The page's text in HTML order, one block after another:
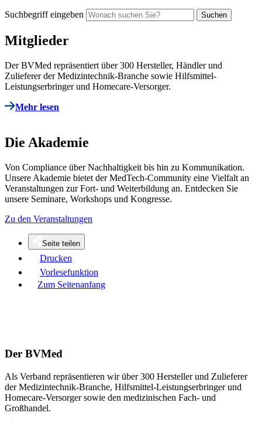
Suchbegriff eingeben
Mitglieder
Der BVMed repräsentiert über 300 Hersteller, Händler und
Zulieferer der Medizintechnik-Branche sowie Hilfsmittel-
Leistungserbringer und Homecare-Versorger.
Mehr lesen
Die Akademie
Von Compliance über Nachhaltigkeit bis hin zu Kommunikation.
Unsere Akademie bietet der MedTech-Community eine Vielfalt an
Veranstaltungen zur Fort- und Weiterbildung an. Entdecken Sie
unsere Seminare, Workshops und Kongresse.
Zu den Veranstaltungen
Seite teilen
Drucken
Vorlesefunktion
Zum Seitenanfang
Der BVMed
Als Verband repräsentieren wir über 300 Hersteller und Zulieferer
der Medizintechnik-Branche, Hilfsmittel-Leistungserbringer und
Homecare-Versorger sowie den medizinischen Fach- und
Großhandel.